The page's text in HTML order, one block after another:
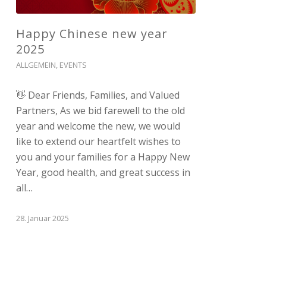
Happy Chinese new year
2025
ALLGEMEIN, EVENTS
👋 Dear Friends, Families, and Valued
Partners, As we bid farewell to the old
year and welcome the new, we would
like to extend our heartfelt wishes to
you and your families for a Happy New
Year, good health, and great success in
all…
28. Januar 2025